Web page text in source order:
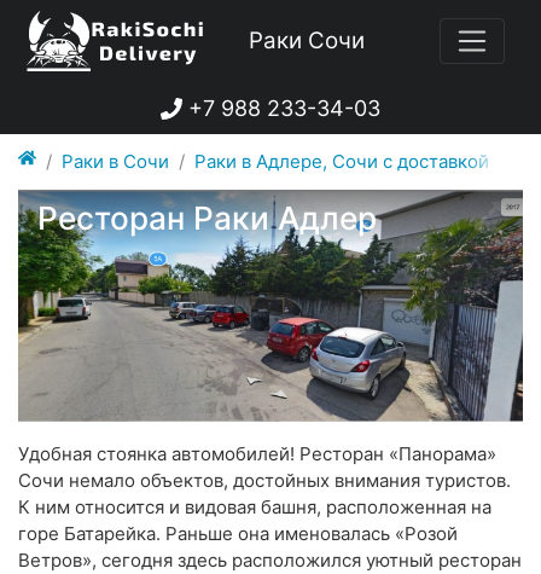
Раки Сочи
+7 988 233-34-03
Раки в Сочи Раки в Адлере, Сочи с доставкой
Ресторан Раки Адлер
Удобная стоянка автомобилей! Ресторан «Панорама»
Сочи немало объектов, достойных внимания туристов.
К ним относится и видовая башня, расположенная на
горе Батарейка. Раньше она именовалась «Розой
Ветров», сегодня здесь расположился уютный ресторан